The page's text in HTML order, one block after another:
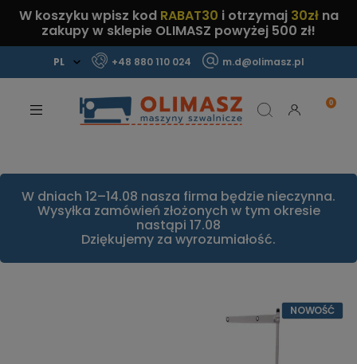
W koszyku wpisz kod RABAT30 i otrzymaj 30złna
zakupy w sklepie OLIMASZ powyżej 500 zł!
+48 880 110 024 m.d@olimasz.pl
Sprawdź!
W dniach 12–14.08 nasza firma będzie nieczynna.
Wysyłka zamówień złożonych w tym okresie
nastąpi 17.08
Dziękujemy za wyrozumiałość.
NOWOŚĆ